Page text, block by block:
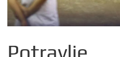
Potravlje